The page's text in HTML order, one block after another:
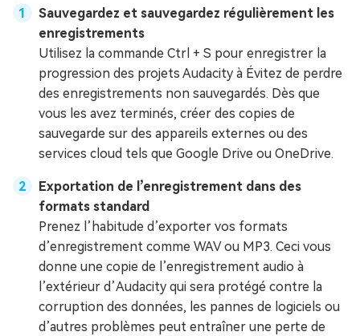
Sauvegardez et sauvegardez régulièrement les
enregistrements
Utilisez la commande Ctrl + S pour enregistrer la
progression des projets Audacity à Évitez de perdre
des enregistrements non sauvegardés. Dès que
vous les avez terminés, créer des copies de
sauvegarde sur des appareils externes ou des
services cloud tels que Google Drive ou OneDrive.
Exportation de l’enregistrement dans des
formats standard
Prenez l’habitude d’exporter vos formats
d’enregistrement comme WAV ou MP3. Ceci vous
donne une copie de l’enregistrement audio à
l’extérieur d’Audacity qui sera protégé contre la
corruption des données, les pannes de logiciels ou
d’autres problèmes peut entraîner une perte de